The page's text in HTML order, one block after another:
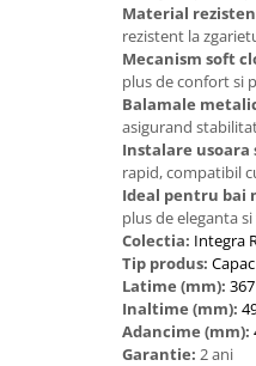
Material
rezistent la
Mecanism soft
plus de confort si
Balamale
asigurand
Instalare usoara
rapid, compatibil
Ideal pentru bai
plus de eleganta
Colectia: Integra
Tip produs:
Latime (mm): 367
Inaltime (mm):
Adancime (mm):
Garantie: 2 ani